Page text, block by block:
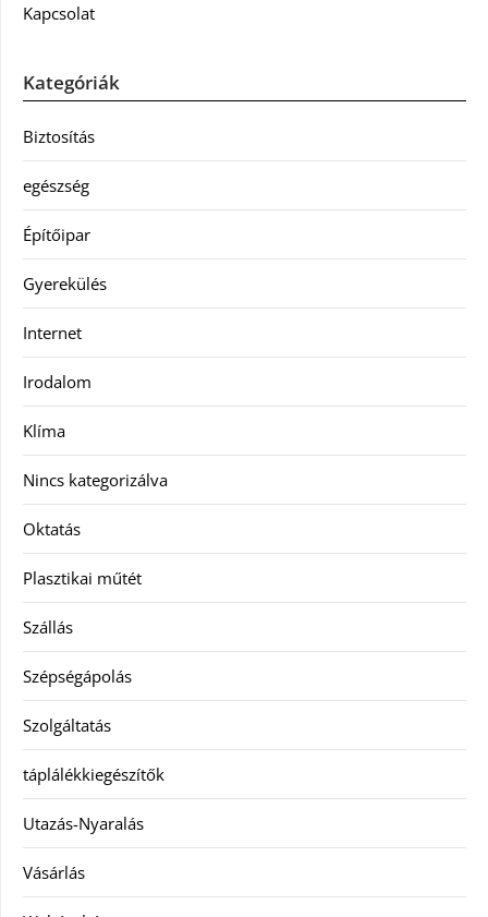
Kapcsolat
Kategóriák
Biztosítás
egészség
Építőipar
Gyerekülés
Internet
Irodalom
Klíma
Nincs kategorizálva
Oktatás
Plasztikai műtét
Szállás
Szépségápolás
Szolgáltatás
táplálékkiegészítők
Utazás-Nyaralás
Vásárlás